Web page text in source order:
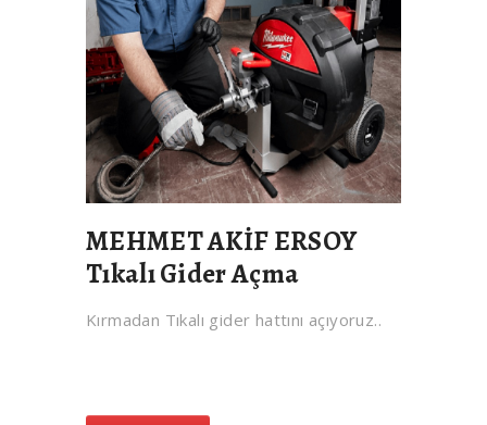
MEHMET AKİF ERSOY
Tıkalı Gider Açma
Kırmadan Tıkalı gider hattını açıyoruz..